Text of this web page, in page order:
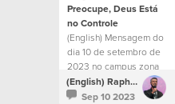
Preocupe, Deus Está
no Controle
(English) Mensagem do
dia 10 de setembro de
2023 no campus zona
sul
(English) Raphael Galante
Sep 10 2023